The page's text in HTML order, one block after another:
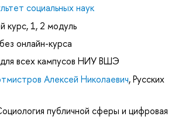
социальных наук
курс, 1, 2 модуль
без онлайн-курса
для всех кампусов НИУ ВШЭ
Алексей Николаевич,Русских
публичной сферы и цифровая